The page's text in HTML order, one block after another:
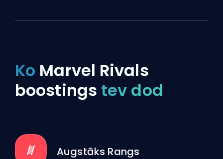
Ko Marvel Rivals
boostings tev dod
Augstāks Rangs